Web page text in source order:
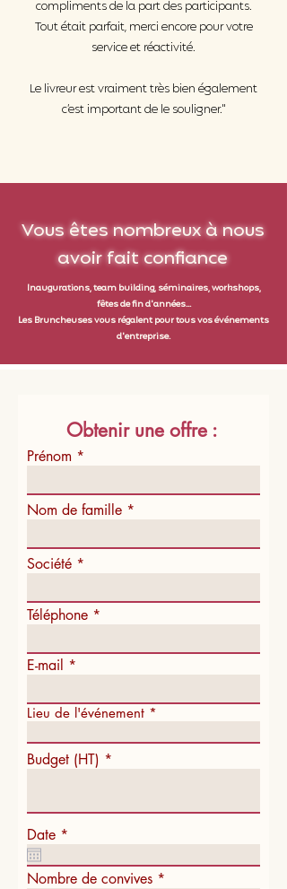
compliments de la part des participants.
Tout était parfait, merci encore pour votre
service et réactivité.
Le livreur est vraiment très bien également
c’est important de le souligner."
Vous êtes nombreux à nous
avoir faitconfiance
Inaugurations, team building, séminaires, workshops,
fêtes de fin d'années...
Les Bruncheuses vous régalent pour tous vos événements
d'entreprise.
Obtenir une offre :
Prénom
Nom de famille
Société
Téléphone
E-mail
Lieu de l'événement
Budget (HT)
Date *
e
q
u
Nombre de convives